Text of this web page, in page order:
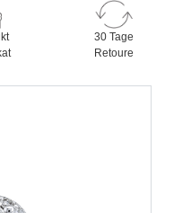
30 Tage
Retoure